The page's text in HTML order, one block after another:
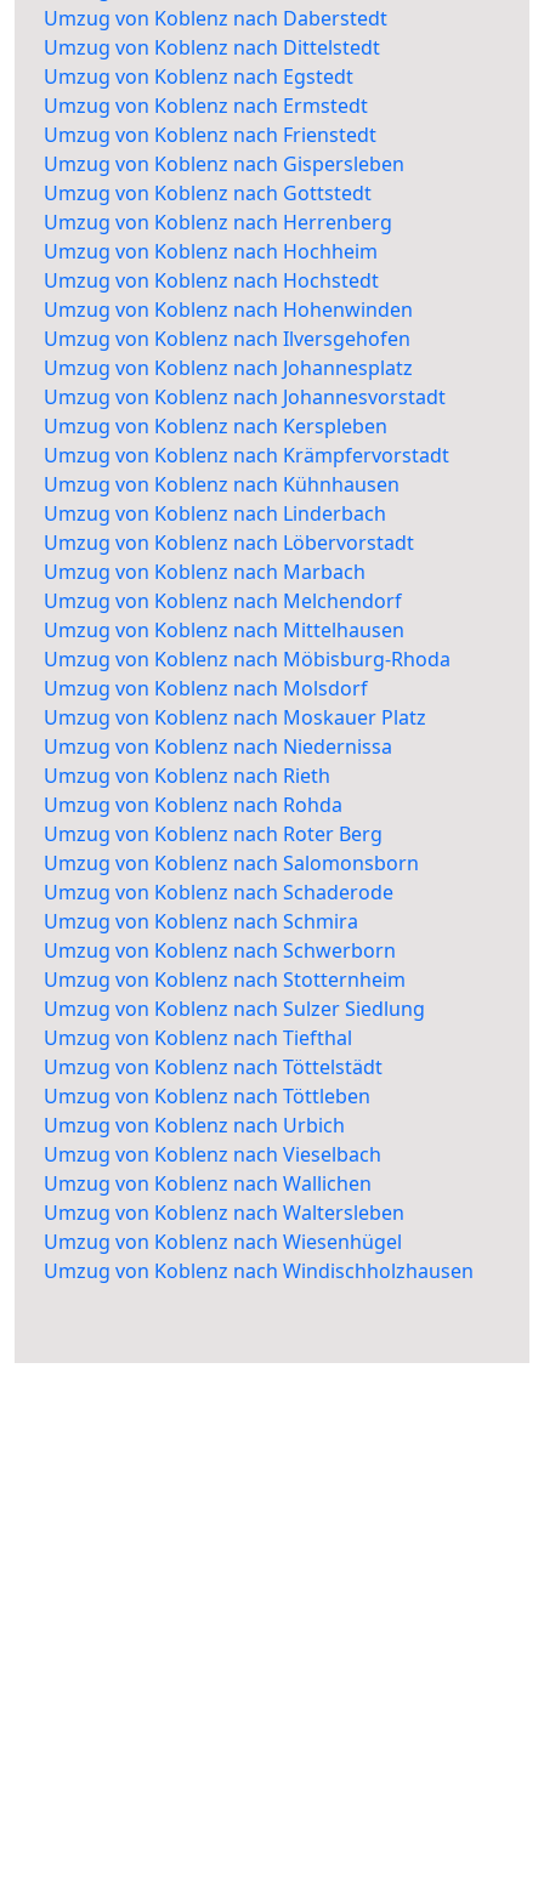
Umzug von Koblenz nach Daberstedt
Umzug von Koblenz nach Dittelstedt
Umzug von Koblenz nach Egstedt
Umzug von Koblenz nach Ermstedt
Umzug von Koblenz nach Frienstedt
Umzug von Koblenz nach Gispersleben
Umzug von Koblenz nach Gottstedt
Umzug von Koblenz nach Herrenberg
Umzug von Koblenz nach Hochheim
Umzug von Koblenz nach Hochstedt
Umzug von Koblenz nach Hohenwinden
Umzug von Koblenz nach Ilversgehofen
Umzug von Koblenz nach Johannesplatz
Umzug von Koblenz nach Johannesvorstadt
Umzug von Koblenz nach Kerspleben
Umzug von Koblenz nach Krämpfervorstadt
Umzug von Koblenz nach Kühnhausen
Umzug von Koblenz nach Linderbach
Umzug von Koblenz nach Löbervorstadt
Umzug von Koblenz nach Marbach
Umzug von Koblenz nach Melchendorf
Umzug von Koblenz nach Mittelhausen
Umzug von Koblenz nach Möbisburg-Rhoda
Umzug von Koblenz nach Molsdorf
Umzug von Koblenz nach Moskauer Platz
Umzug von Koblenz nach Niedernissa
Umzug von Koblenz nach Rieth
Umzug von Koblenz nach Rohda
Umzug von Koblenz nach Roter Berg
Umzug von Koblenz nach Salomonsborn
Umzug von Koblenz nach Schaderode
Umzug von Koblenz nach Schmira
Umzug von Koblenz nach Schwerborn
Umzug von Koblenz nach Stotternheim
Umzug von Koblenz nach Sulzer Siedlung
Umzug von Koblenz nach Tiefthal
Umzug von Koblenz nach Töttelstädt
Umzug von Koblenz nach Töttleben
Umzug von Koblenz nach Urbich
Umzug von Koblenz nach Vieselbach
Umzug von Koblenz nach Wallichen
Umzug von Koblenz nach Waltersleben
Umzug von Koblenz nach Wiesenhügel
Umzug von Koblenz nach Windischholzhausen